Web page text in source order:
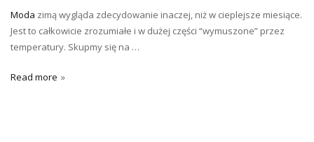
Moda zimą wygląda zdecydowanie inaczej, niż w cieplejsze miesiące.
Jest to całkowicie zrozumiałe i w dużej części “wymuszone” przez
temperatury. Skupmy się na …
Read more